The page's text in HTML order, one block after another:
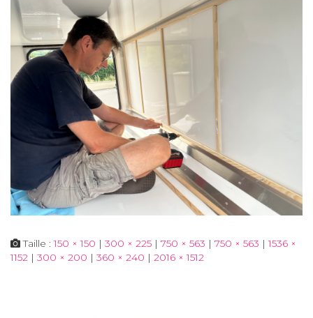
Taille :150 × 150 | 300 × 225 | 750 × 563 | 750 × 563 | 1536 ×
1152 | 300 × 200 | 360 × 240 | 2016 × 1512